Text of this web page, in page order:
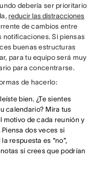
debería ser prioritario
reducir las distracciones
de cambios entre
notificaciones. Si piensas
buenas estructuras
para tu equipo será muy
para concentrarse.
de hacerlo:
bien. ¿Te sientes
calendario? Mira tus
motivo de cada reunión y
dos veces si
respuesta es “no”,
si crees que podrían